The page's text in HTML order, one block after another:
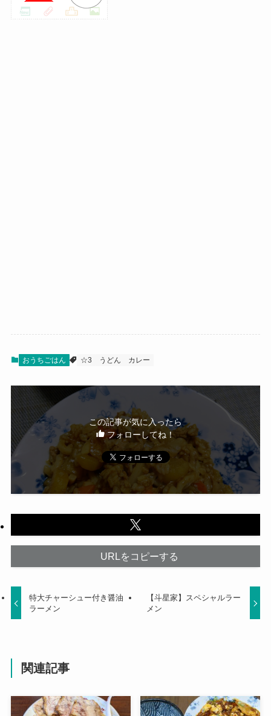
おうちごはん ☆3 うどん カレー
この記事が気に入ったら
フォローしてね！
URLをコピーする
特大チャーシュー付き醤油
ラーメン
【斗星家】スペシャルラー
メン
関連記事